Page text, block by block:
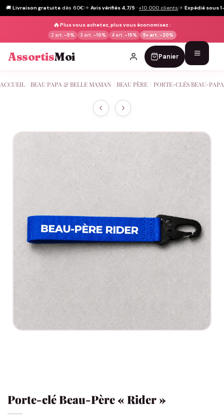
🚚 Livraison gratuite dès 60€|⭐ Avis vérifiés 4,7/5 · +10 000 clients|⚡ Expédié sous
🔥Plus vous achetez, plus vous économisez :
2 art. -5% 3 art. -10% 4 art. -15% 5+ art. -20%
AssortisMoi Panier
au
ACCUEIL BEAU PAPA & BELLE MAMAN BEAU PÈRE PORTE-CLÉS BEAU-PAPA
Porte-clé Beau-Père « Rider »